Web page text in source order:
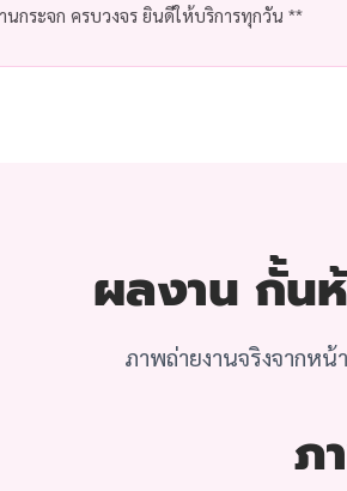
นกระจก ครบวงจร ยินดีให้บริการทุกวัน **
ผลงาน กั้น
ภาพถ่ายงานจริงจากหน้
ภ